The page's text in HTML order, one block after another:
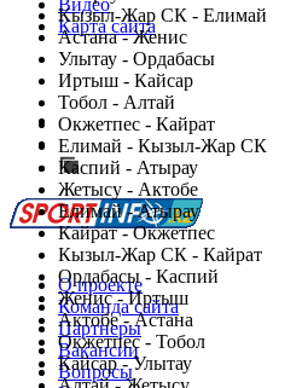
Кызыл-Жар СК - Елимай
Астана - Женис
Улытау - Ордабасы
Иртыш - Кайсар
Тобол - Алтай
Окжетпес - Кайрат
Елимай - Кызыл-Жар СК
Каспий - Атырау
Жетысу - Актобе
Елимай - Атырау
Кайрат - Окжетпес
Кызыл-Жар СК - Кайрат
Ордабасы - Каспий
Женис - Иртыш
Актобе - Астана
Окжетпес - Тобол
Кайсар - Улытау
Видео
Карта сайта
Есть идея?
Сообщить о мероприятии
Перейти на старый сайт
О проекте
Команда сайта
Партнеры
Вакансии
Вопросы